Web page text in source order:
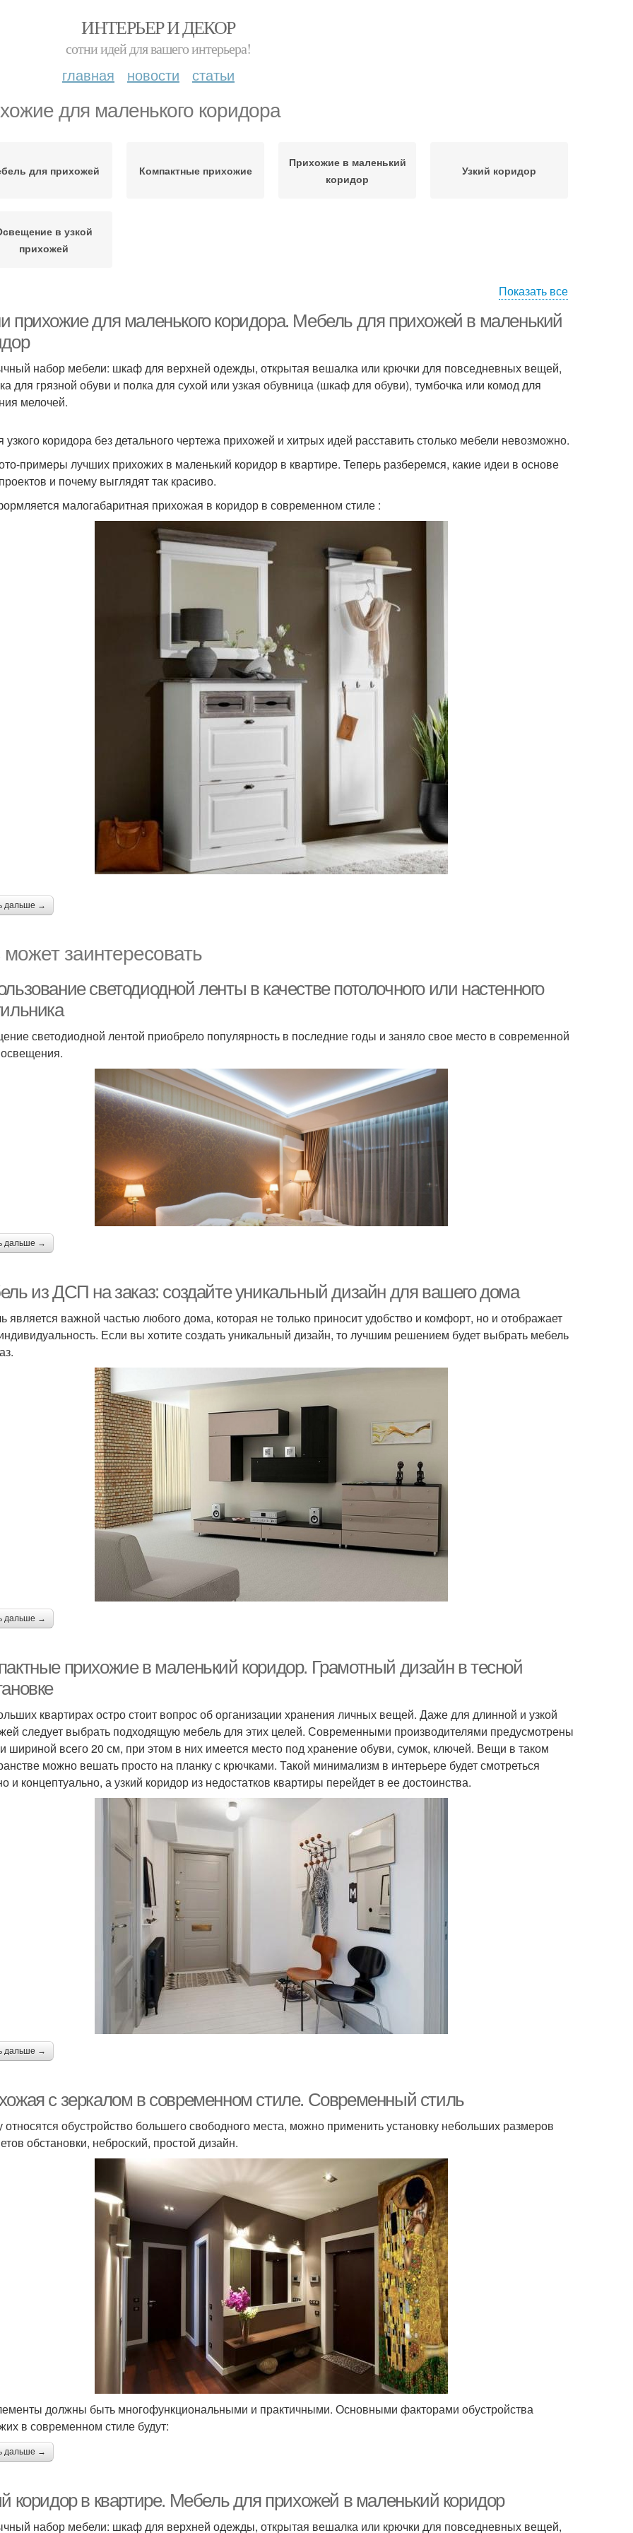
ИНТЕРЬЕР И ДЕКОР
сотни идей для вашего интерьера!
главная новости статьи
для маленького коридора
для прихожей Компактные прихожие
Прихожие в маленький
коридор
Узкий коридор
в узкой
прихожей
Показать все
прихожие для маленького коридора. Мебель для прихожей в маленький
набор мебели: шкаф для верхней одежды, открытая вешалка или крючки для повседневных вещей,
для грязной обуви и полка для сухой или узкая обувница (шкаф для обуви), тумбочка или комод для
мелочей.
узкого коридора без детального чертежа прихожей и хитрых идей расставить столько мебели невозможно.
примеры лучших прихожих в маленький коридор в квартире. Теперь разберемся, какие идеи в основе
и почему выглядят так красиво.
малогабаритная прихожая в коридор в современном стиле :
дальше →
заинтересовать
светодиодной ленты в качестве потолочного или настенного
светодиодной лентой приобрело популярность в последние годы и заняло свое место в современной
дальше →
из ДСП на заказ: создайте уникальный дизайн для вашего дома
является важной частью любого дома, которая не только приносит удобство и комфорт, но и отображает
Если вы хотите создать уникальный дизайн, то лучшим решением будет выбрать мебель
дальше →
прихожие в маленький коридор. Грамотный дизайн в тесной
квартирах остро стоит вопрос об организации хранения личных вещей. Даже для длинной и узкой
следует выбрать подходящую мебель для этих целей. Современными производителями предусмотрены
шириной всего 20 см, при этом в них имеется место под хранение обуви, сумок, ключей. Вещи в таком
можно вешать просто на планку с крючками. Такой минимализм в интерьере будет смотреться
и концептуально, а узкий коридор из недостатков квартиры перейдет в ее достоинства.
дальше →
с зеркалом в современном стиле. Современный стиль
относятся обустройство большего свободного места, можно применить установку небольших размеров
обстановки, неброский, простой дизайн.
должны быть многофункциональными и практичными. Основными факторами обустройства
в современном стиле будут:
дальше →
коридор в квартире. Мебель для прихожей в маленький коридор
набор мебели: шкаф для верхней одежды, открытая вешалка или крючки для повседневных вещей,